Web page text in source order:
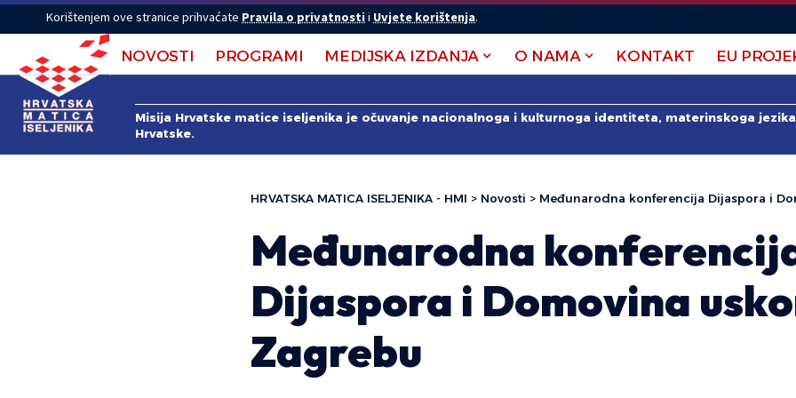
Korištenjem ove stranice prihvaćate Pravila o privatnostii Uvjete korištenja.
NOVOSTI PROGRAMI MEDIJSKA IZDANJA O NAMA KONTAKT EU
Misija Hrvatske matice iseljenika je očuvanje nacionalnoga i kulturnoga identiteta, materinskoga
Hrvatske.
HRVATSKA MATICA ISELJENIKA - HMI > Novosti > Međunarodna konferencija Dijaspora i
Međunarodna
Dijaspora i Domovina
Zagrebu